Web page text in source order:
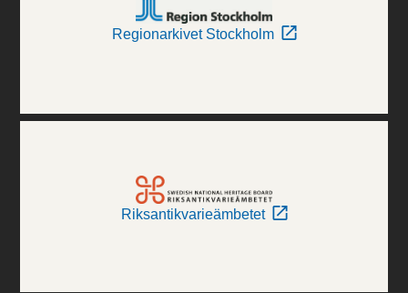
Regionarkivet Stockholm
Riksantikvarieämbetet